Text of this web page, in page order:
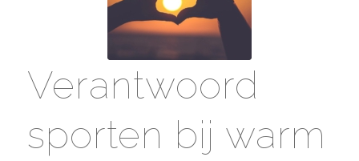
Verantwoord
sporten bij warm